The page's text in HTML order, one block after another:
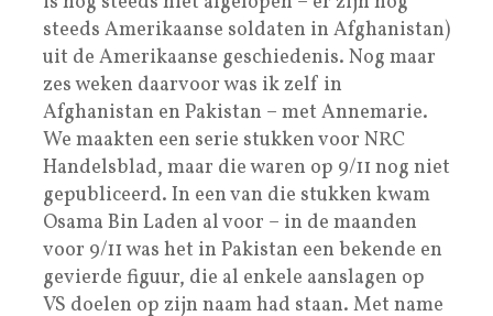
steeds Amerikaanse soldaten in Afghanistan)
uit de Amerikaanse geschiedenis. Nog maar
zes weken daarvoor was ik zelf in
Afghanistan en Pakistan – met Annemarie.
We maakten een serie stukken voor NRC
Handelsblad, maar die waren op 9/11 nog niet
gepubliceerd. In een van die stukken kwam
Osama Bin Laden al voor – in de maanden
voor 9/11 was het in Pakistan een bekende en
gevierde figuur, die al enkele aanslagen op
VS doelen op zijn naam had staan. Met name